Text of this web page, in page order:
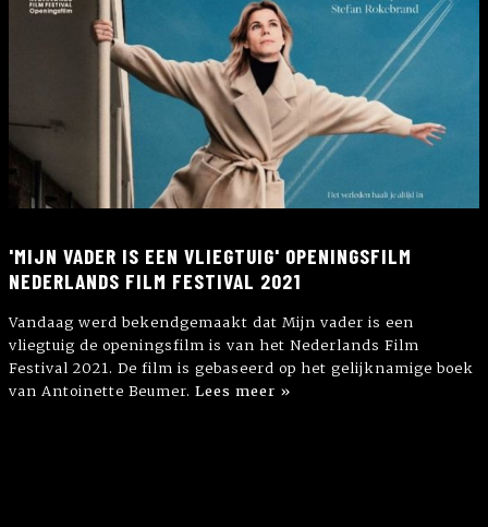
'MIJN VADER IS EEN VLIEGTUIG' OPENINGSFILM
NEDERLANDS FILM FESTIVAL 2021
Vandaag werd bekendgemaakt dat Mijn vader is een
vliegtuig de openingsfilm is van het Nederlands Film
Festival 2021. De film is gebaseerd op het gelijknamige boek
van Antoinette Beumer. Lees meer »